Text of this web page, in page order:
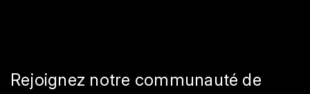
Rejoignez notre communauté de